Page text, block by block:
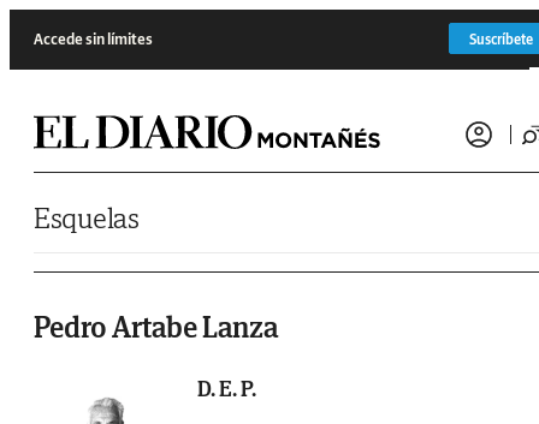
Accede sin límites Suscríbete
Esquelas
Pedro Artabe Lanza
D. E. P.